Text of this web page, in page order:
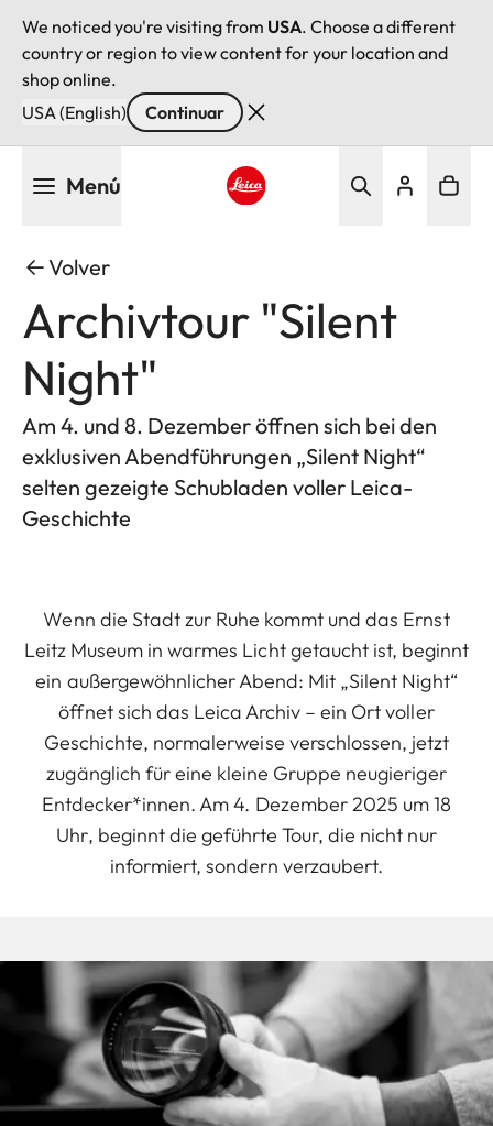
We noticed you're visiting from USA. Choose a different
country or region to view content for your location and
shop online.
USA (English)
Continuar
Menú
Volver
Archivtour "Silent
Night"
Am 4. und 8. Dezember öffnen sich bei den
exklusiven Abendführungen „Silent Night“
selten gezeigte Schubladen voller Leica-
Geschichte
Wenn die Stadt zur Ruhe kommt und das Ernst
Leitz Museum in warmes Licht getaucht ist, beginnt
ein außergewöhnlicher Abend: Mit „Silent Night“
öffnet sich das Leica Archiv – ein Ort voller
Geschichte, normalerweise verschlossen, jetzt
zugänglich für eine kleine Gruppe neugieriger
Entdecker*innen. Am 4. Dezember 2025 um 18
Uhr, beginnt die geführte Tour, die nicht nur
informiert, sondern verzaubert.